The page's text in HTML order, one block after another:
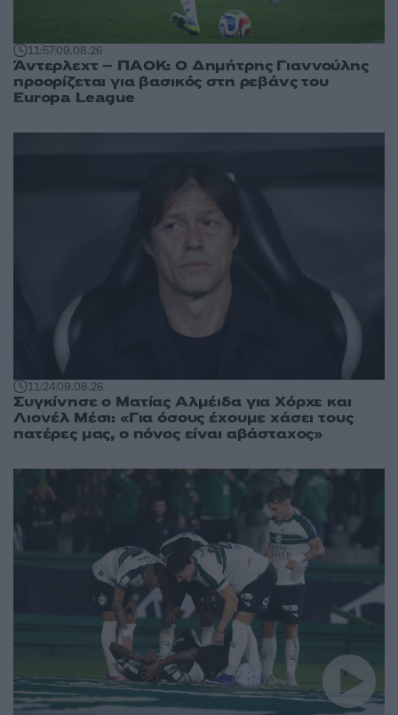
11:5709.08.26
Άντερλεχτ – ΠΑΟΚ: Ο Δημήτρης Γιαννούλης
προορίζεται για βασικός στη ρεβάνς του
Europa League
11:2409.08.26
Συγκίνησε ο Ματίας Αλμέιδα για Χόρχε και
Λιονέλ Μέσι: «Για όσους έχουμε χάσει τους
πατέρες μας, ο πόνος είναι αβάσταχος»